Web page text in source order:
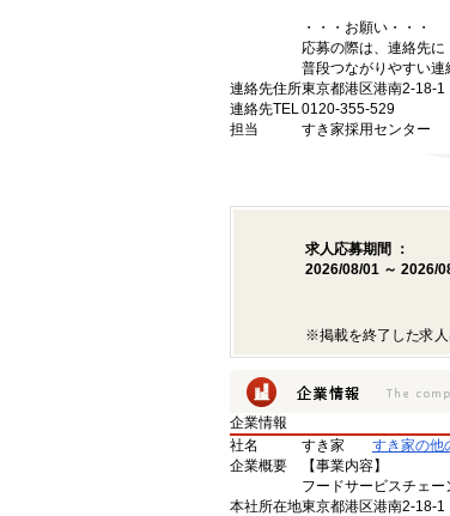
・・・お願い・・・
応募の際は、連絡先
普段つながりやすい連
連絡先住所東京都港区港南2-18-
連絡先TEL0120-355-529
担当
すき家採用センター
求人応募期間 ：
2026/08/01 ～ 2026/
※掲載を終了した求人
企業情報
社名
すき家
すき家の他
企業概要
【事業内容】
フードサービスチェー
本社所在地東京都港区港南2-18-